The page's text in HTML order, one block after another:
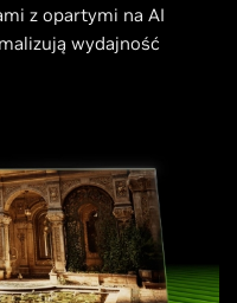
z opartymi na AI
wydajność